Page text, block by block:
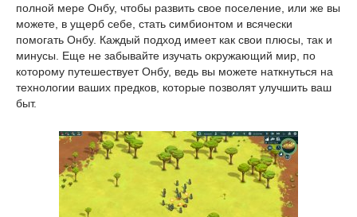
полной мере Онбу, чтобы развить свое поселение, или же вы
можете, в ущерб себе, стать симбионтом и всячески
помогать Онбу. Каждый подход имеет как свои плюсы, так и
минусы. Еще не забывайте изучать окружающий мир, по
которому путешествует Онбу, ведь вы можете наткнуться на
технологии ваших предков, которые позволят улучшить ваш
быт.